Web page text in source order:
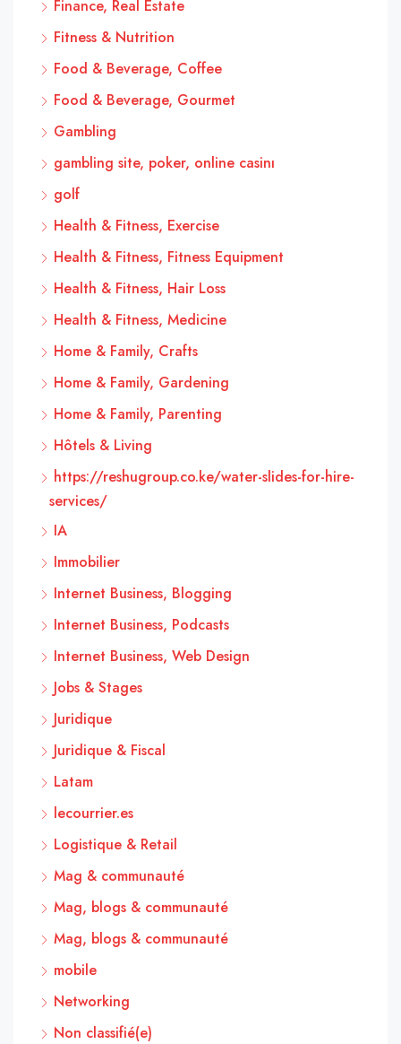
Finance, Real Estate
Fitness & Nutrition
Food & Beverage, Coffee
Food & Beverage, Gourmet
Gambling
gambling site, poker, online casinı
golf
Health & Fitness, Exercise
Health & Fitness, Fitness Equipment
Health & Fitness, Hair Loss
Health & Fitness, Medicine
Home & Family, Crafts
Home & Family, Gardening
Home & Family, Parenting
Hôtels & Living
https://reshugroup.co.ke/water-slides-for-hire-
services/
IA
Immobilier
Internet Business, Blogging
Internet Business, Podcasts
Internet Business, Web Design
Jobs & Stages
Juridique
Juridique & Fiscal
Latam
lecourrier.es
Logistique & Retail
Mag & communauté
Mag, blogs & communauté
Mag, blogs & communauté
mobile
Networking
Non classifié(e)